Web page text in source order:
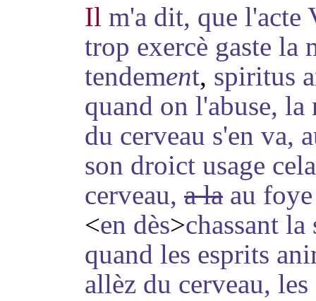
Il m'a dit, que l'acte
trop exercè gaste la
tendement, spiritus
quand on l'abuse,
du cerveau s'en va,
son droict usage
cerveau, a la au
<en dès>chassant
quand les esprits
allèz du cerveau,